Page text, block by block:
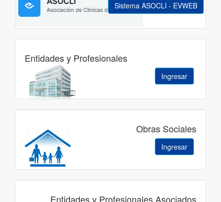
Sistema ASOCLI - EVWEB
Entidades y Profesionales
Ingresar
Obras Sociales
Ingresar
Entidades y Profesionales Asociados